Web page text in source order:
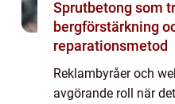
Sprutbetong som
bergförstärkning
reparationsmetod
Reklambyråer och
avgörande roll när